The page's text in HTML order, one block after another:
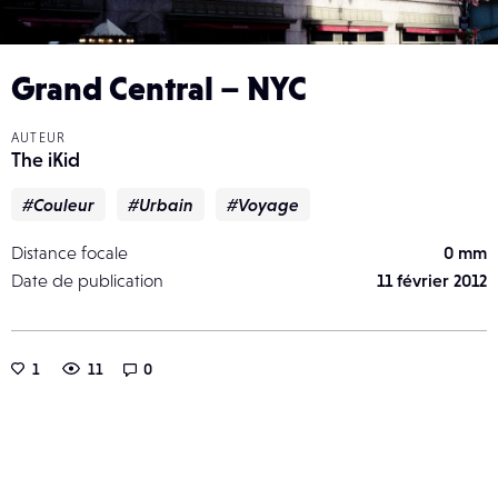
Grand Central – NYC
AUTEUR
The iKid
#Couleur #Urbain #Voyage
Distance focale
0 mm
Date de publication
11 février 2012
1 11 0